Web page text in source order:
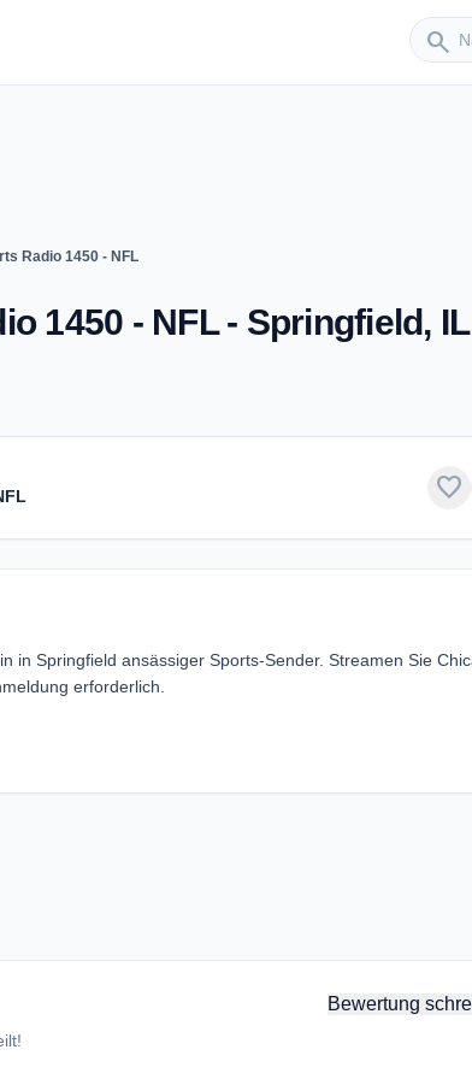
search
Sender
Radio 1450 - NFL
1450 - NFL - Springfield, IL
favorite
in Springfield ansässiger Sports-Sender. Streamen Sie
erforderlich.
Bewertung